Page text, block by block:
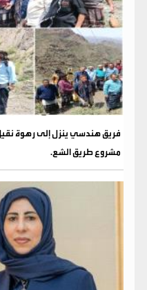
فريق هندسي ينزل إلى رهوة
مشروع طريق الشع.